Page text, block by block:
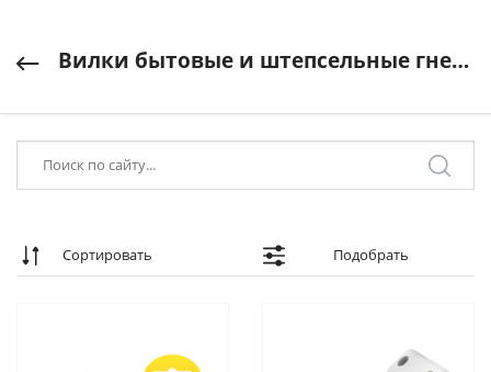
Вилки бытовые и штепсельные гнезда
Сортировать Подобрать